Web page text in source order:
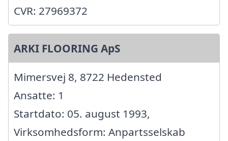
CVR: 27969372
ARKI FLOORING ApS
Mimersvej 8, 8722 Hedensted
Ansatte: 1
Startdato: 05. august 1993,
Virksomhedsform: Anpartsselskab